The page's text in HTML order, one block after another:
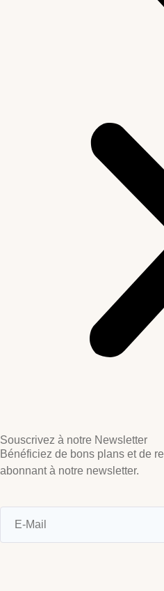
Souscrivez à notre Newsletter
Bénéficiez de bons plans et de
abonnant à notre newsletter.